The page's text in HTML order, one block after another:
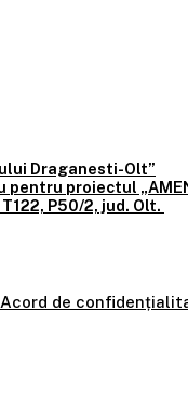
Draganesti-Olt”
proiectul
T122, P50/2, jud. Olt.
Acord de